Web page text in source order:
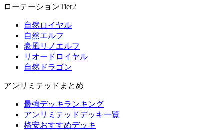
ローテーションTier2
自然ロイヤル
自然エルフ
豪風リノエルフ
リオードロイヤル
自然ドラゴン
アンリミテッドまとめ
最強デッキランキング
アンリミテッドデッキ一覧
格安おすすめデッキ